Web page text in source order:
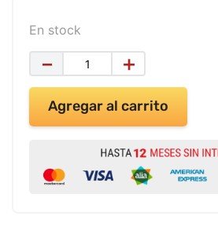
En stock
＋
－
Agregar al carrito